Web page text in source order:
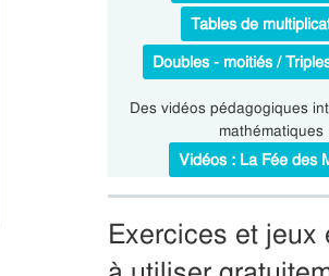
Tables de
Doubles - moitiés /
Des vidéos pédagogiques
mathématiques
Vidéos : La Fée des
Exercices et jeux